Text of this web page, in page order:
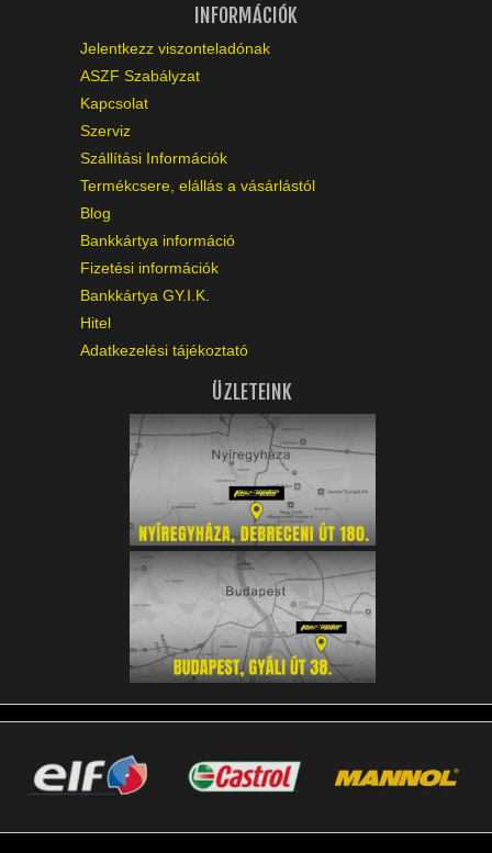
INFORMÁCIÓK
Jelentkezz viszonteladónak
ASZF Szabályzat
Kapcsolat
Szerviz
Szállítási Információk
Termékcsere, elállás a vásárlástól
Blog
Bankkártya információ
Fizetési információk
Bankkártya GY.I.K.
Hitel
Adatkezelési tájékoztató
ÜZLETEINK